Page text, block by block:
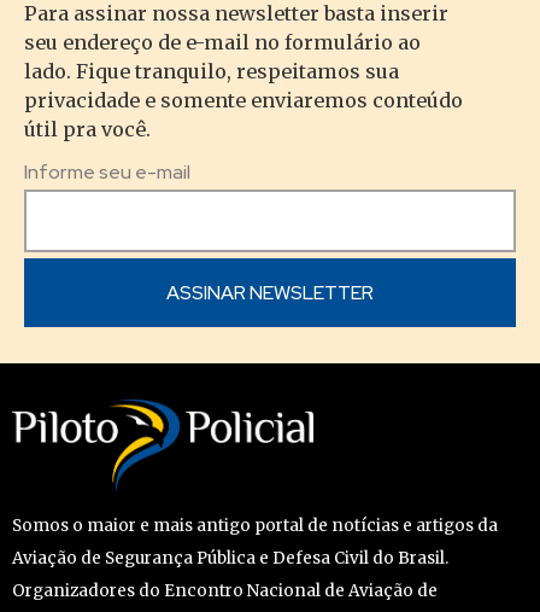
Para assinar nossa newsletter basta inserir
seu endereço de e-mail no formulário ao
lado. Fique tranquilo, respeitamos sua
privacidade e somente enviaremos conteúdo
útil pra você.
Informe seu e-mail
Somos o maior e mais antigo portal de notícias e artigos da
Aviação de Segurança Pública e Defesa Civil do Brasil.
Organizadores do Encontro Nacional de Aviação de